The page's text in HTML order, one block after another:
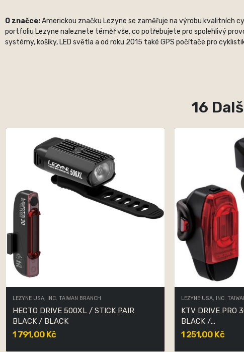
O značce:Americkou značku Lezyne se zaměřuje na výrobu kvalitních
portfoliu Lezyne naleznete téměř vše, co potřebujete pro spolehlivý
systémy, košíky, LED světla a od roku 2015 také GPS počítače pro
16
LEZYNE USA, INC. TAIWAN BRANCH
HECTO DRIVE 500XL / STICK PAIR
BLACK / BLACK
1 791,00 Kč
LEZYNE USA, INC.
KTV DRIVE PRO 300+ / KTV
BLACK /...
1 251,00 Kč